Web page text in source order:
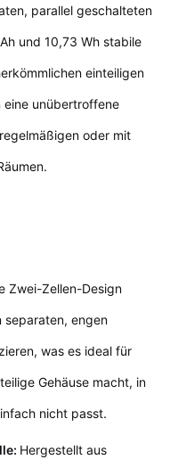
parallel geschalteten
und 10,73 Wh stabile
einteiligen
unübertroffene
oder mit
Zwei-Zellen-Design
separaten, engen
was es ideal für
Gehäuse macht, in
nicht passt.
Hergestellt aus